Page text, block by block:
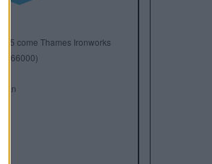
come Thames Ironworks
(66000)